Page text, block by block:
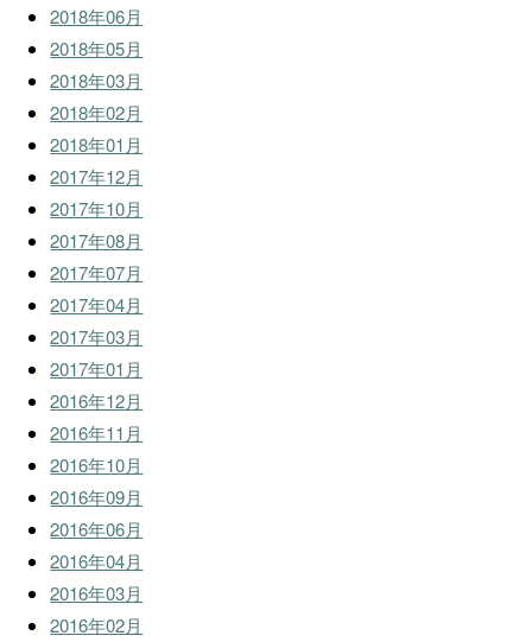
2018年06月
2018年05月
2018年03月
2018年02月
2018年01月
2017年12月
2017年10月
2017年08月
2017年07月
2017年04月
2017年03月
2017年01月
2016年12月
2016年11月
2016年10月
2016年09月
2016年06月
2016年04月
2016年03月
2016年02月